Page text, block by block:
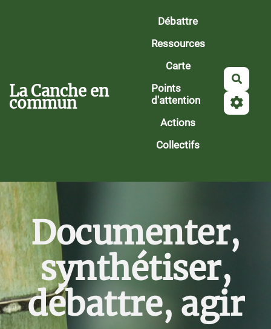
La Canche en
commun
Débattre
Ressources
Carte
Points
d'attention
Actions
Collectifs
Documenter,
synthétiser,
débattre, agir